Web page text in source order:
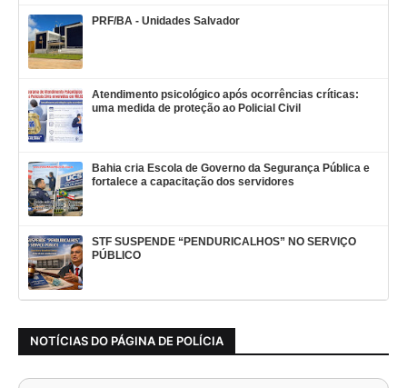
PRF/BA - Unidades Salvador
Atendimento psicológico após ocorrências críticas:
uma medida de proteção ao Policial Civil
Bahia cria Escola de Governo da Segurança Pública e
fortalece a capacitação dos servidores
STF SUSPENDE “PENDURICALHOS” NO SERVIÇO
PÚBLICO
NOTÍCIAS DO PÁGINA DE POLÍCIA